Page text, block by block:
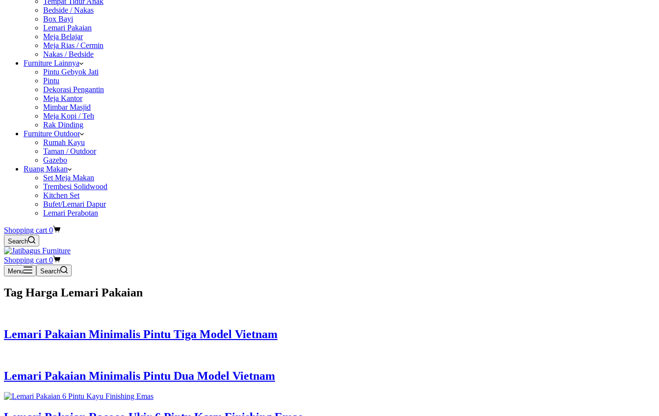
Bedside / Nakas
Box Bayi
Lemari Pakaian
Meja Belajar
Meja Rias / Cermin
Nakas / Bedside
Furniture Lainnya
Pintu Gebyok Jati
Pintu
Dekorasi Pengantin
Meja Kantor
Mimbar Masjid
Meja Kopi / Teh
Rak Dinding
Furniture Outdoor
Rumah Kayu
Taman / Outdoor
Gazebo
Ruang Makan
Set Meja Makan
Trembesi Solidwood
Kitchen Set
Bufet/Lemari Dapur
Lemari Perabotan
Shopping cart 0
Search
Shopping cart 0
Menu Search
Tag Harga Lemari Pakaian
Lemari Pakaian Minimalis Pintu Tiga Model Vietnam
Lemari Pakaian Minimalis Pintu Dua Model Vietnam